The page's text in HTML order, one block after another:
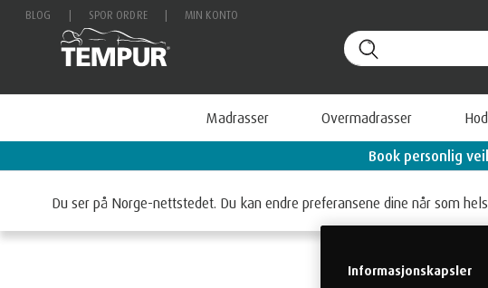
BLOG SPOR ORDRE MIN KONTO
Madrasser Overmadrasser
Book personlig
Du ser på Norge-nettstedet. Du kan endre preferansene dine når som
Informasjonskapsler